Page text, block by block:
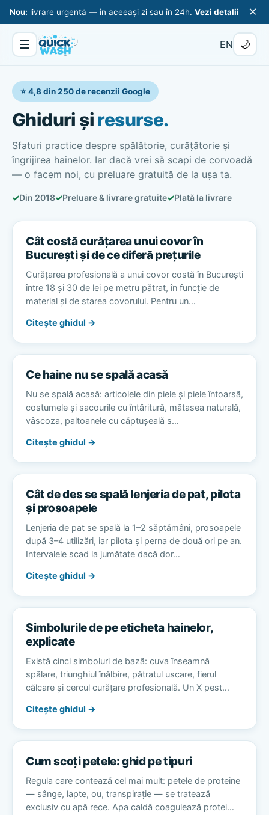
Nou: livrare urgentă — în aceeași zi sau în 24h. Vezi detalii ×
☰ EN 🌙
⭐ 4,8 din 250 de recenzii Google
Ghiduri șiresurse.
Sfaturi practice despre spălătorie, curățătorie și
îngrijirea hainelor. Iar dacă vrei să scapi de corvoadă
— o facem noi, cu preluare gratuită de la ușa ta.
✓Din 2018✓Preluare & livrare gratuite✓Plată la livrare
Cât costă curățarea unui covor în
București și de ce diferă prețurile
Curățarea profesională a unui covor costă în București
între 18 și 30 de lei pe metru pătrat, în funcție de
material și de starea covorului. Pentru un…
Citește ghidul →
Ce haine nu se spală acasă
Nu se spală acasă: articolele din piele și piele întoarsă,
costumele și sacourile cu întăritură, mătasea naturală,
vâscoza, paltoanele cu căptușeală s…
Citește ghidul →
Cât de des se spală lenjeria de pat, pilota
și prosoapele
Lenjeria de pat se spală la 1–2 săptămâni, prosoapele
după 3–4 utilizări, iar pilota și perna de două ori pe an.
Intervalele scad la jumătate dacă dor…
Citește ghidul →
Simbolurile de pe eticheta hainelor,
explicate
Există cinci simboluri de bază: cuva înseamnă
spălare, triunghiul înălbire, pătratul uscare, fierul
călcare și cercul curățare profesională. Un X pest…
Citește ghidul →
Cum scoți petele: ghid pe tipuri
Regula care contează cel mai mult: petele de proteine
— sânge, lapte, ou, transpirație — se tratează
exclusiv cu apă rece. Apa caldă coagulează protei…